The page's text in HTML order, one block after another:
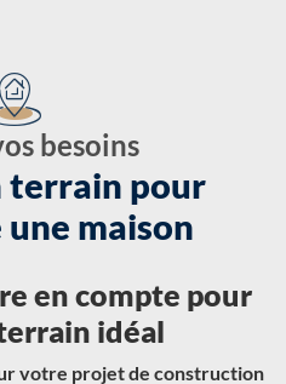
besoins
terrain pour
maison
en compte pour
idéal
votre projet de construction